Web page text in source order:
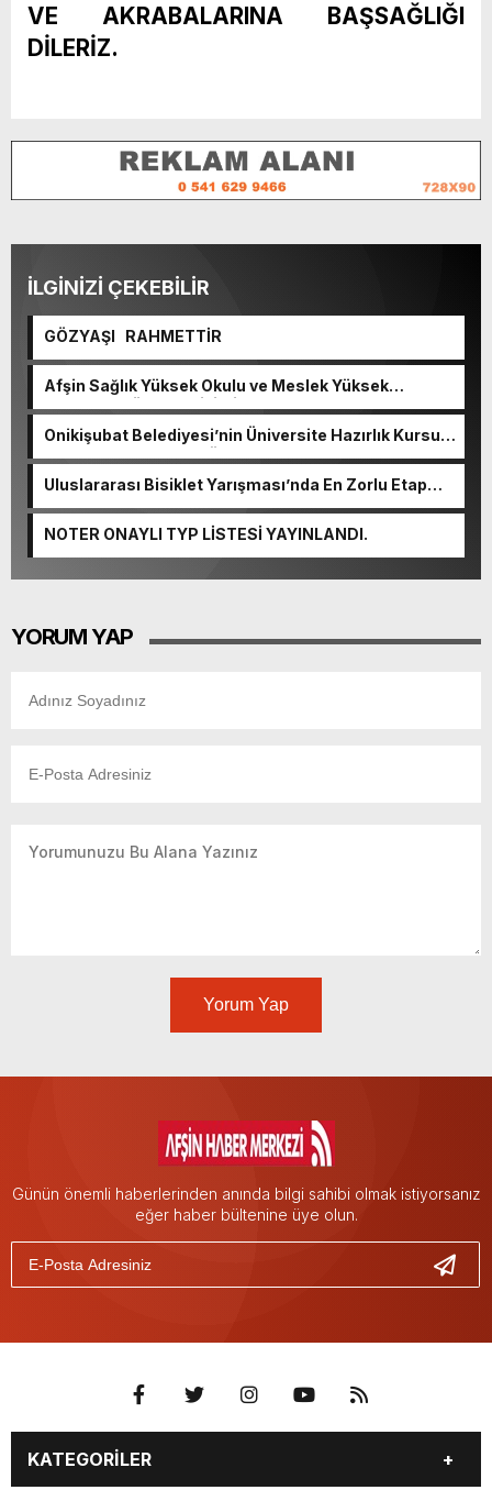
VE AKRABALARINA BAŞSAĞLIĞI
DİLERİZ.
İLGİNİZİ ÇEKEBİLİR
GÖZYAŞI RAHMETTİR
Afşin Sağlık Yüksek Okulu ve Meslek Yüksek
Okulunda görev değişimi!
Onikişubat Belediyesi’nin Üniversite Hazırlık Kursu
başvurularında son gün 7 Ağustos.
Uluslararası Bisiklet Yarışması’nda En Zorlu Etap
NOTER ONAYLI TYP LİSTESİ YAYINLANDI.
YORUM YAP
Yorum Yap
Günün önemli haberlerinden anında bilgi sahibi olmak istiyorsanız
eğer haber bültenine üye olun.
KATEGORİLER